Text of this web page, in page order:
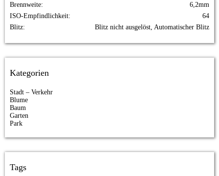
Brennweite
6,2mm
ISO-Empfindlichkeit
64
Blitz
Blitz nicht ausgelöst, Automatischer Blitz
Kategorien
Stadt – Verkehr
Blume
Baum
Garten
Park
Tags